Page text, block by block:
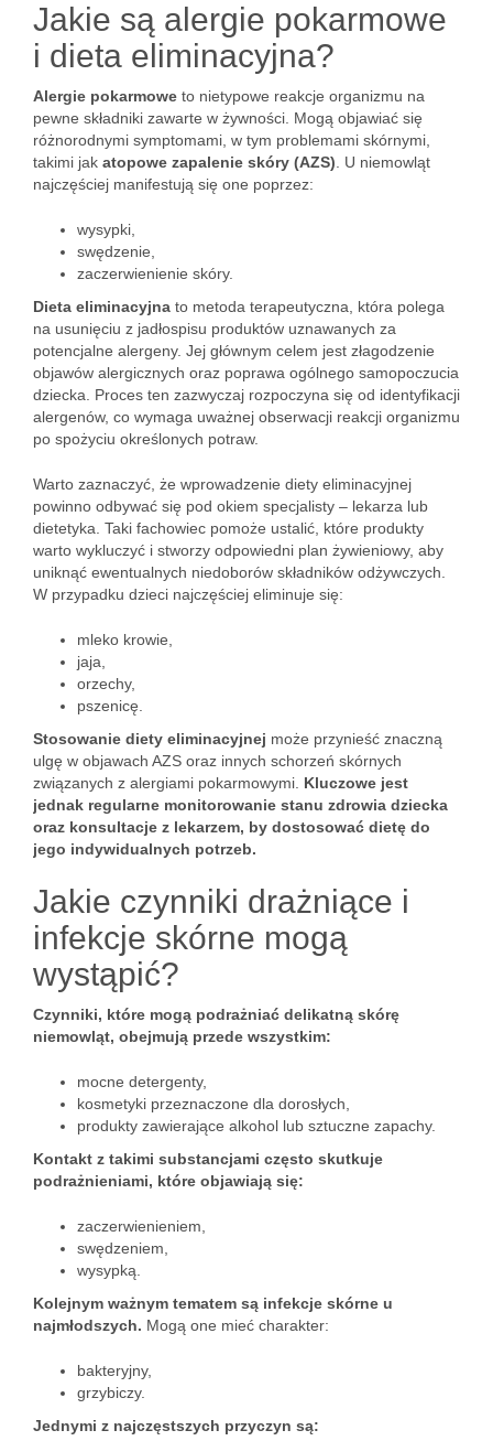
Jakie są alergie pokarmowe
i dieta eliminacyjna?
Alergie pokarmowe to nietypowe reakcje organizmu na
pewne składniki zawarte w żywności. Mogą objawiać się
różnorodnymi symptomami, w tym problemami skórnymi,
takimi jak atopowe zapalenie skóry (AZS) . U niemowląt
najczęściej manifestują się one poprzez:
wysypki,
swędzenie,
zaczerwienienie skóry.
Dieta eliminacyjna to metoda terapeutyczna, która polega
na usunięciu z jadłospisu produktów uznawanych za
potencjalne alergeny. Jej głównym celem jest złagodzenie
objawów alergicznych oraz poprawa ogólnego samopoczucia
dziecka. Proces ten zazwyczaj rozpoczyna się od identyfikacji
alergenów, co wymaga uważnej obserwacji reakcji organizmu
po spożyciu określonych potraw.
Warto zaznaczyć, że wprowadzenie diety eliminacyjnej
powinno odbywać się pod okiem specjalisty – lekarza lub
dietetyka. Taki fachowiec pomoże ustalić, które produkty
warto wykluczyć i stworzy odpowiedni plan żywieniowy, aby
uniknąć ewentualnych niedoborów składników odżywczych.
W przypadku dzieci najczęściej eliminuje się:
mleko krowie,
jaja,
orzechy,
pszenicę.
Stosowanie diety eliminacyjnej może przynieść znaczną
ulgę w objawach AZS oraz innych schorzeń skórnych
związanych z alergiami pokarmowymi. Kluczowe jest
jednak regularne monitorowanie stanu zdrowia dziecka
oraz konsultacje z lekarzem, by dostosować dietę do
jego indywidualnych potrzeb.
Jakie czynniki drażniące i
infekcje skórne mogą
wystąpić?
Czynniki, które mogą podrażniać delikatną skórę
niemowląt, obejmują przede wszystkim:
mocne detergenty,
kosmetyki przeznaczone dla dorosłych,
produkty zawierające alkohol lub sztuczne zapachy.
Kontakt z takimi substancjami często skutkuje
podrażnieniami, które objawiają się:
zaczerwienieniem,
swędzeniem,
wysypką.
Kolejnym ważnym tematem są infekcje skórne u
najmłodszych. Mogą one mieć charakter:
bakteryjny,
grzybiczy.
Jednymi z najczęstszych przyczyn są: